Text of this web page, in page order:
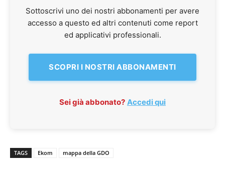
Sottoscrivi uno dei nostri abbonamenti per avere
accesso a questo ed altri contenuti come report
ed applicativi professionali.
SCOPRI I NOSTRI ABBONAMENTI
Sei già abbonato? Accedi qui
TAGS Ekom mappa della GDO